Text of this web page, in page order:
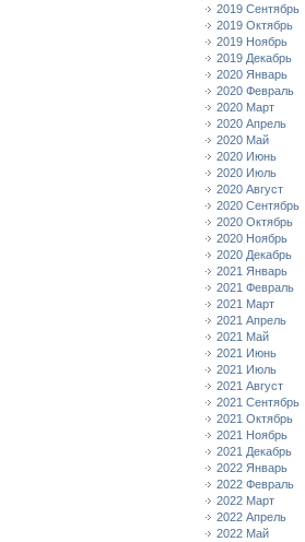
2019 Сентябрь
2019 Октябрь
2019 Ноябрь
2019 Декабрь
2020 Январь
2020 Февраль
2020 Март
2020 Апрель
2020 Май
2020 Июнь
2020 Июль
2020 Август
2020 Сентябрь
2020 Октябрь
2020 Ноябрь
2020 Декабрь
2021 Январь
2021 Февраль
2021 Март
2021 Апрель
2021 Май
2021 Июнь
2021 Июль
2021 Август
2021 Сентябрь
2021 Октябрь
2021 Ноябрь
2021 Декабрь
2022 Январь
2022 Февраль
2022 Март
2022 Апрель
2022 Май